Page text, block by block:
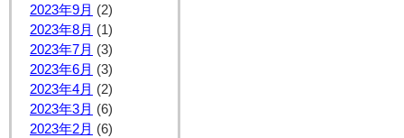
2023年9月 (2)
2023年8月 (1)
2023年7月 (3)
2023年6月 (3)
2023年4月 (2)
2023年3月 (6)
2023年2月 (6)